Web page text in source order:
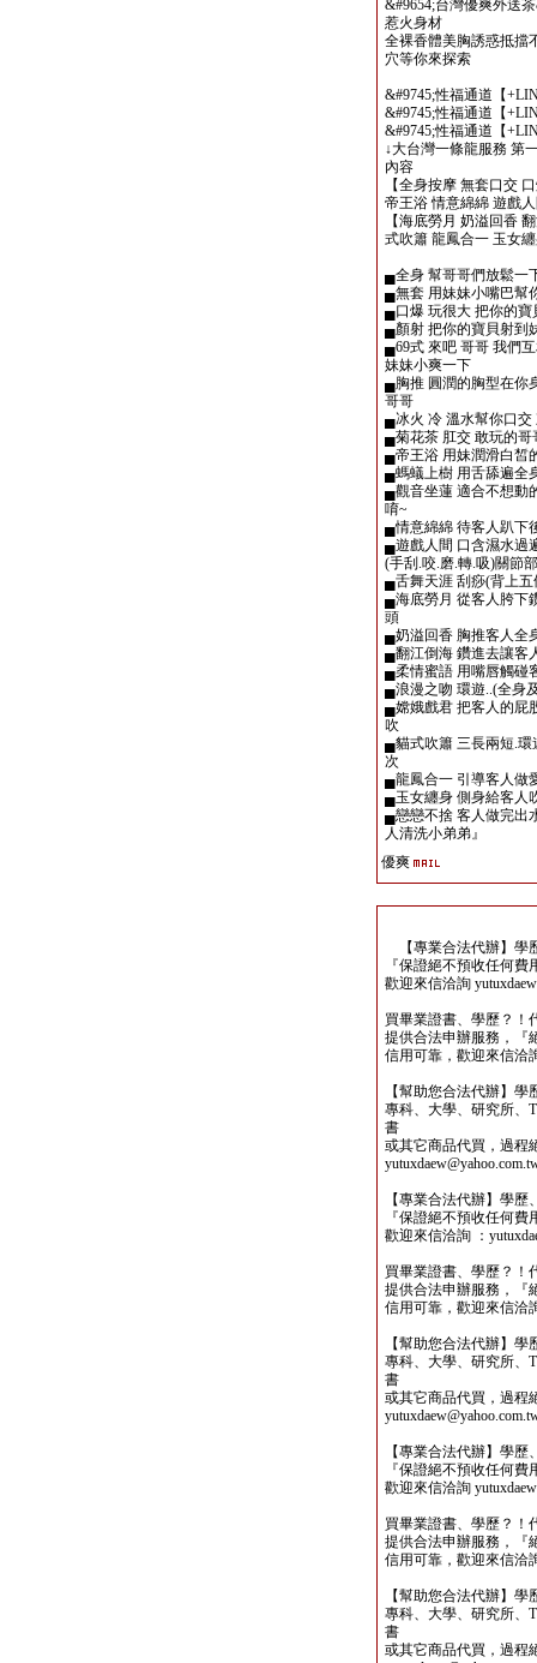
&#9654;台灣優爽外送
惹火身材
全裸香體美胸誘惑抵擋
穴等你來探索
&#9745;性福通道【
&#9745;性福通道【
&#9745;性福通道【
↓大台灣一條龍服務 第
內容
【全身按摩 無套口交
帝王浴 情意綿綿 遊戲
【海底勞月 奶溢回香
式吹簫 龍鳳合一 玉女
▄全身 幫哥哥們放鬆一
▄無套 用妹妹小嘴巴幫
▄口爆 玩很大 把你的寶
▄顏射 把你的寶貝射到
▄69式 來吧 哥哥 我們
妹妹小爽一下
▄胸推 圓潤的胸型在你
哥哥
▄冰火 冷 溫水幫你口交
▄菊花茶 肛交 敢玩的哥
▄帝王浴 用妹潤滑白皙
▄螞蟻上樹 用舌舔遍全
▄觀音坐蓮 適合不想動
唷~
▄情意綿綿 待客人趴下
▄遊戲人間 口含濕水過
(手刮.咬.磨.轉.吸)關節
▄舌舞天涯 刮痧(背上五
▄海底勞月 從客人胯下
頭
▄奶溢回香 胸推客人全
▄翻江倒海 鑽進去讓客
▄柔情蜜語 用嘴唇觸碰
▄浪漫之吻 環遊..(全身
▄嫦娥戲君 把客人的屁
吹
▄貓式吹簫 三長兩短.環
次
▄龍鳳合一 引導客人做
▄玉女纏身 側身給客人
▄戀戀不捨 客人做完出
人清洗小弟弟』
優爽
【專業合法代辦】學
『保證絕不預收任何
歡迎來信洽詢
買畢業證書、學歷？！
提供合法申辦服務，『
信用可靠，歡迎來信洽
【幫助您合法代辦】
專科、大學、研究所、
書
或其它商品代買，過程
【專業合法代辦】學
『保證絕不預收任何
歡迎來信洽詢 ：
買畢業證書、學歷？！
提供合法申辦服務，『
信用可靠，歡迎來信洽
【幫助您合法代辦】
專科、大學、研究所、
書
或其它商品代買，過程
【專業合法代辦】學
『保證絕不預收任何
歡迎來信洽詢
買畢業證書、學歷？！
提供合法申辦服務，『
信用可靠，歡迎來信洽
【幫助您合法代辦】
專科、大學、研究所、
書
或其它商品代買，過程